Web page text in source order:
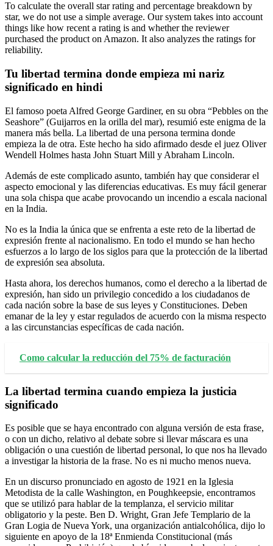
To calculate the overall star rating and percentage breakdown by
star, we do not use a simple average. Our system takes into account
things like how recent a rating is and whether the reviewer
purchased the product on Amazon. It also analyzes the ratings for
reliability.
Tu libertad termina donde empieza mi nariz
significado en hindi
El famoso poeta Alfred George Gardiner, en su obra “Pebbles on the
Seashore” (Guijarros en la orilla del mar), resumió este enigma de la
manera más bella. La libertad de una persona termina donde
empieza la de otra. Este hecho ha sido afirmado desde el juez Oliver
Wendell Holmes hasta John Stuart Mill y Abraham Lincoln.
Además de este complicado asunto, también hay que considerar el
aspecto emocional y las diferencias educativas. Es muy fácil generar
una sola chispa que acabe provocando un incendio a escala nacional
en la India.
No es la India la única que se enfrenta a este reto de la libertad de
expresión frente al nacionalismo. En todo el mundo se han hecho
esfuerzos a lo largo de los siglos para que la protección de la libertad
de expresión sea absoluta.
Hasta ahora, los derechos humanos, como el derecho a la libertad de
expresión, han sido un privilegio concedido a los ciudadanos de
cada nación sobre la base de sus leyes y Constituciones. Deben
emanar de la ley y estar regulados de acuerdo con la misma respecto
a las circunstancias específicas de cada nación.
Como calcular la reducción del 75% de facturación
La libertad termina cuando empieza la justicia
significado
Es posible que se haya encontrado con alguna versión de esta frase,
o con un dicho, relativo al debate sobre si llevar máscara es una
obligación o una cuestión de libertad personal, lo que nos ha llevado
a investigar la historia de la frase. No es ni mucho menos nueva.
En un discurso pronunciado en agosto de 1921 en la Iglesia
Metodista de la calle Washington, en Poughkeepsie, encontramos
que se utilizó para hablar de la templanza, el servicio militar
obligatorio y la peste. Ben D. Wright, Gran Jefe Templario de la
Gran Logia de Nueva York, una organización antialcohólica, dijo lo
siguiente en apoyo de la 18ª Enmienda Constitucional (más